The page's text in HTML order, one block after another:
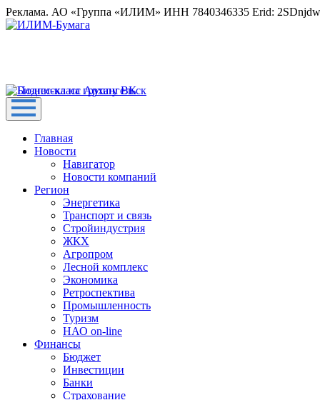
Реклама. АО «Группа «ИЛИМ» ИНН 7840346335 Erid:
Главная
Новости
Навигатор
Новости компаний
Регион
Энергетика
Транспорт и связь
Стройиндустрия
ЖКХ
Агропром
Лесной комплекс
Экономика
Ретроспектива
Промышленность
Туризм
НАО on-line
Финансы
Бюджет
Инвестиции
Банки
Страхование